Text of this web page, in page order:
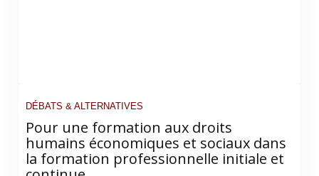
DÉBATS & ALTERNATIVES
Pour une formation aux droits
humains économiques et sociaux dans
la formation professionnelle initiale et